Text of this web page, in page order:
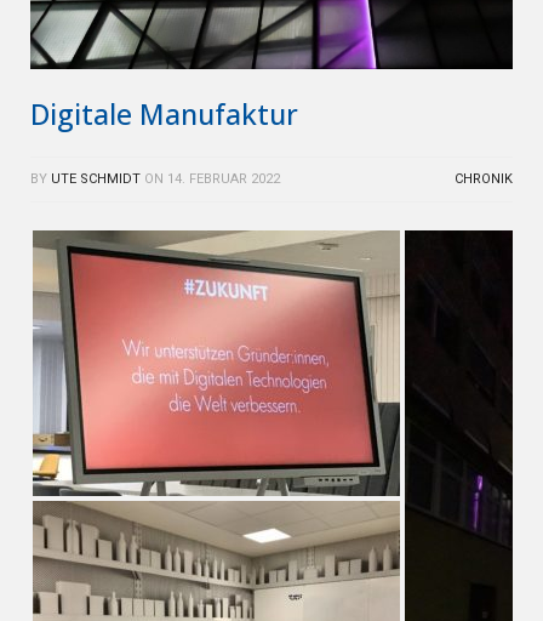
Digitale Manufaktur
BY UTE SCHMIDT ON 14. FEBRUAR 2022 CHRONIK